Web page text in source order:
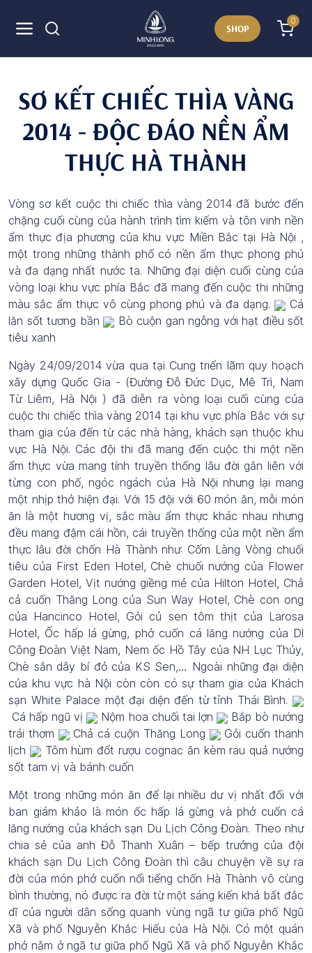
SHOP
0
SƠ KẾT CHIẾC THÌA VÀNG
2014 - ĐỘC ĐÁO NỀN ẨM
THỰC HÀ THÀNH
Vòng sơ kết cuộc thi chiếc thìa vàng 2014 đã bước đến
chặng cuối cùng của hành trình tìm kiếm và tôn vinh nền
ẩm thực địa phương của khu vực Miền Bắc tại Hà Nội ,
một trong những thành phố có nền ẩm thực phong phú
và đa dạng nhất nước ta. Những đại diện cuối cùng của
vòng loại khu vực phía Bắc đã mang đến cuộc thi những
màu sắc ẩm thực vô cùng phong phú và đa dạng.
Cá
lăn sốt tương bần
Bò cuộn gan ngỗng với hạt điều sốt
tiêu xanh
Ngày 24/09/2014 vừa qua tại Cung triển lãm quy hoạch
xây dựng Quốc Gia - (Đường Đỗ Đức Dục, Mê Trì, Nam
Từ Liêm, Hà Nội ) đã diễn ra vòng loại cuối cùng của
cuộc thi chiếc thìa vàng 2014 tại khu vực phía Bắc với sự
tham gia của đến từ các nhà hàng, khách sạn thuộc khu
vực Hà Nội. Các đội thi đã mang đến cuộc thi một nền
ẩm thực vừa mang tính truyền thống lâu đời gắn liên với
từng con phố, ngóc ngách của Hà Nội nhưng lại mang
một nhịp thở hiện đại. Với 15 đội với 60 món ăn, mỗi món
ăn là một hương vị, sắc màu ẩm thực khác nhau nhưng
đều mang đậm cái hồn, cái truyền thống của một nền ẩm
thực lâu đời chốn Hà Thành như: Cốm Làng Vòng chuối
tiêu của First Eden Hotel, Chè chuối nướng của Flower
Garden Hotel, Vịt nướng giềng mẻ của Hilton Hotel, Chả
cả cuốn Thăng Long của Sun Way Hotel, Chè con ong
của Hancinco Hotel, Gỏi củ sen tôm thịt của Larosa
Hotel, Ốc hấp lá gừng, phở cuốn cá lăng nướng của Dl
Công Đoàn Việt Nam, Nem ốc Hồ Tây của NH Lục Thủy,
Chè sắn dây bí đỏ của KS Sen,… Ngoài những đại diện
của khu vực hà Nội còn còn có sự tham gia của Khách
sạn White Palace một đại diện đến từ tỉnh Thái Bình.
Cá hấp ngũ vị
Nộm hoa chuối tai lợn
Bắp bò nướng
trái thơm
Chả cá cuộn Thăng Long
Gỏi cuốn thanh
lịch
Tôm hùm đốt rượu cognac ăn kèm rau quả nướng
sốt tam vị và bánh cuốn
Một trong những món ăn để lại nhiều dư vị nhất đối với
ban giám khảo là món ốc hấp lá gừng và phở cuốn cá
lăng nướng của khách sạn Du Lịch Công Đoàn. Theo như
chia sẻ của anh Đỗ Thanh Xuân – bếp trưởng của đội
khách sạn Du Lịch Công Đoàn thì câu chuyện về sự ra
đời của món phở cuốn nổi tiếng chốn Hà Thành vô cùng
bình thường, nó được ra đời từ một sáng kiến khá bất đắc
dĩ của người dân sống quanh vùng ngã tư giữa phố Ngũ
Xã và phố Nguyễn Khắc Hiếu của Hà Nội. Có một quán
phở nằm ở ngã tư giữa phố Ngũ Xã và phố Nguyễn Khắc